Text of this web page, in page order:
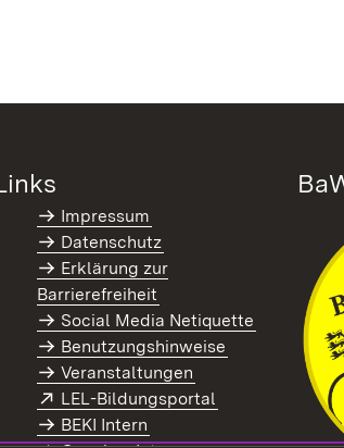
Impressum
Datenschutz
Erklärung zur
Barrierefreiheit
Social Media Netiquette
Benutzungshinweise
Veranstaltungen
Extern:
LEL-Bildungsportal (Öffnet in
BEKI Intern